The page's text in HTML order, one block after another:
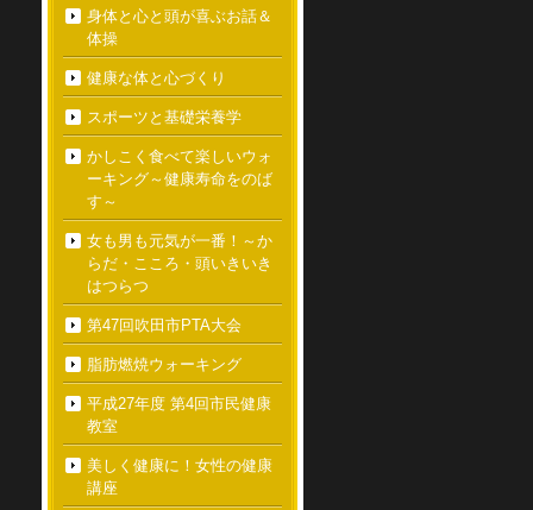
身体と心と頭が喜ぶお話＆
体操
健康な体と心づくり
スポーツと基礎栄養学
かしこく食べて楽しいウォ
ーキング～健康寿命をのば
す～
女も男も元気が一番！～か
らだ・こころ・頭いきいき
はつらつ
第47回吹田市PTA大会
脂肪燃焼ウォーキング
平成27年度 第4回市民健康
教室
美しく健康に！女性の健康
講座